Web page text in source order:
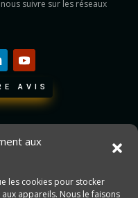
aux
les cookies pour stocker
appareils. Nous le faisons
suivre sur les réseaux
AVIS